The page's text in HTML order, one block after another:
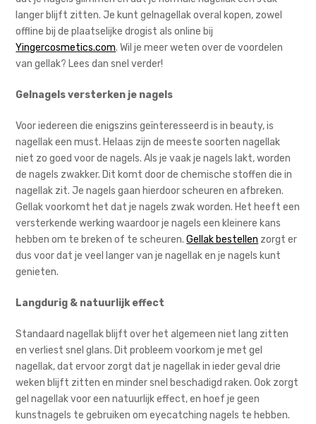
langer blijft zitten. Je kunt gelnagellak overal kopen, zowel
offline bij de plaatselijke drogist als online bij
Yingercosmetics.com. Wil je meer weten over de voordelen
van gellak? Lees dan snel verder!
Gelnagels versterken je nagels
Voor iedereen die enigszins geïnteresseerd is in beauty, is
nagellak een must. Helaas zijn de meeste soorten nagellak
niet zo goed voor de nagels. Als je vaak je nagels lakt, worden
de nagels zwakker. Dit komt door de chemische stoffen die in
nagellak zit. Je nagels gaan hierdoor scheuren en afbreken.
Gellak voorkomt het dat je nagels zwak worden. Het heeft een
versterkende werking waardoor je nagels een kleinere kans
hebben om te breken of te scheuren.Gellak bestellen zorgt er
dus voor dat je veel langer van je nagellak en je nagels kunt
genieten.
Langdurig & natuurlijk effect
Standaard nagellak blijft over het algemeen niet lang zitten
en verliest snel glans. Dit probleem voorkom je met gel
nagellak, dat ervoor zorgt dat je nagellak in ieder geval drie
weken blijft zitten en minder snel beschadigd raken. Ook zorgt
gel nagellak voor een natuurlijk effect, en hoef je geen
kunstnagels te gebruiken om eyecatching nagels te hebben.